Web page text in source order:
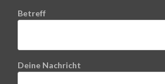
Betreff
Deine Nachricht